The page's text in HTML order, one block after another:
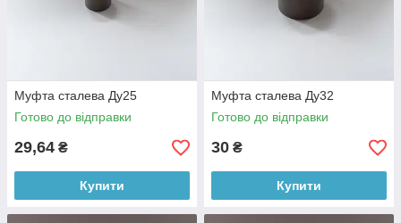
Муфта сталева Ду25
Готово до відправки
29,64 ₴
Купити
Муфта сталева Ду32
Готово до відправки
30 ₴
Купити